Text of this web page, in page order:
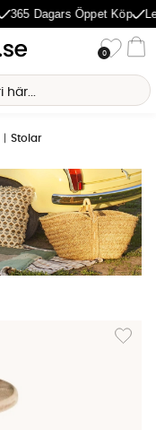
365 Dagars Öppet Köp
0
Stolar
Lägg